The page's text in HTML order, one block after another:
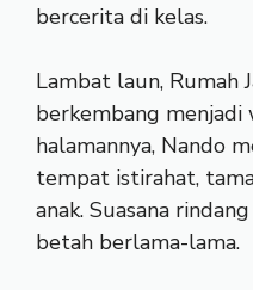
bercerita di kelas.
Lambat laun, Rumah
berkembang menjadi
halamannya, Nando
tempat istirahat,
anak. Suasana
betah berlama-lama.